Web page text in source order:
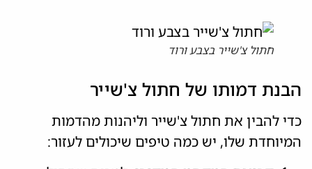
חתול צ'שייר בצבע ורוד
הבנת דמותו של חתול צ'שייר
כדי להבין את חתול צ'שייר וליהנות מהדמות
המיוחדת שלו, יש כמה טיפים שיכולים לעזור: